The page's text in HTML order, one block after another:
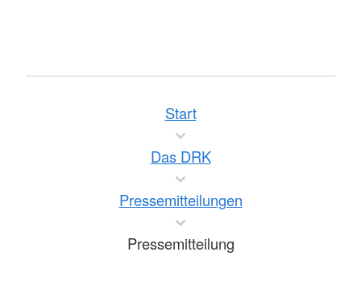
Start
Das DRK
Pressemitteilungen
Pressemitteilung